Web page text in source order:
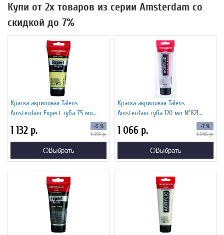
Купи от 2х товаров из серии Amsterdam со
скидкой до 7%
Краска акриловая Talens
Amsterdam Expert туба 75 мл
устойчивый светлый, 19112170
1 132 р. -5 %
1 191р.
Выбрать
Краска акриловая Talens
Amsterdam туба 120 мл №821
Фиолетовый перламутровый,
17098212
1 066 р. -7 %
1 146р.
Выбрать